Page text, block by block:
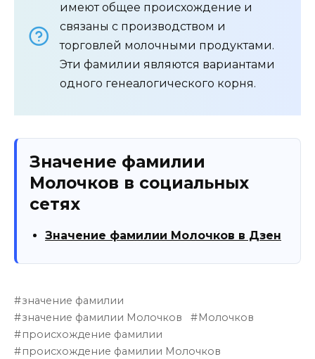
имеют общее происхождение и
связаны с производством и
торговлей молочными продуктами.
Эти фамилии являются вариантами
одного генеалогического корня.
Значение фамилии
Молочков в социальных
сетях
Значение фамилии Молочков в Дзен
значение фамилии
значение фамилии Молочков
Молочков
происхождение фамилии
происхождение фамилии Молочков